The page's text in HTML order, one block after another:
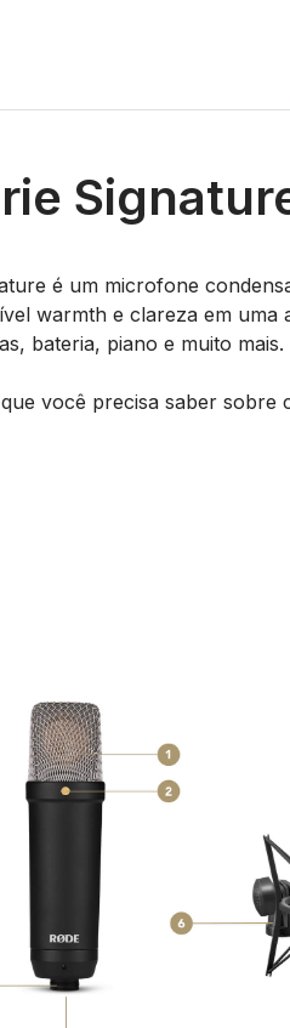
é um microfone
warmth e clareza em uma
bateria, piano e muito mais.
você precisa saber sobre